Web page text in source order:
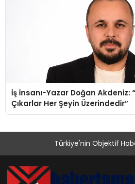
İş İnsanı-Yazar Doğan Akdeniz:
Çıkarlar Her Şeyin Üzerindedir”
Türkiye'nin Objektif